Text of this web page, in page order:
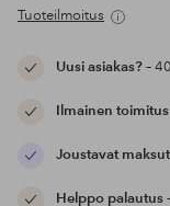
Tuoteilmoitus
Uusi asiakas?–
Ilmainen toimitus
Joustavat
Helppo palautus